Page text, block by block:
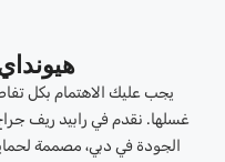
يجب عليك الاهتمام بكل
غسلها. نقدم في رابيد ريف
الجودة في دبي، مصممة